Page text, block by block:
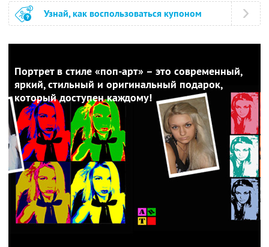
Узнай, как воспользоваться купоном
Портрет в стиле «поп-арт» – это современный,
яркий, стильный и оригинальный подарок,
который доступен каждому!